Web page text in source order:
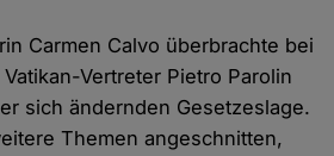
Carmen Calvo überbrachte bei
Vertreter Pietro Parolin
sich ändernden Gesetzeslage.
Themen angeschnitten,